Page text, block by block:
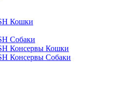
Кошки
Собаки
Консервы Кошки
Консервы Собаки